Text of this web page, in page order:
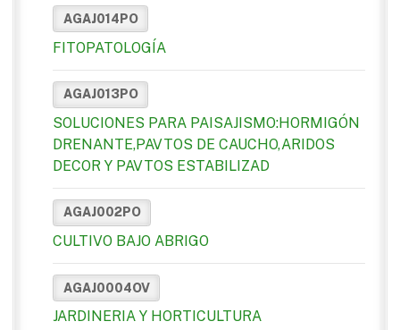
AGAJ014PO
FITOPATOLOGÍA
AGAJ013PO
SOLUCIONES PARA PAISAJISMO:HORMIGÓN
DRENANTE,PAVTOS DE CAUCHO,ARIDOS
DECOR Y PAVTOS ESTABILIZAD
AGAJ002PO
CULTIVO BAJO ABRIGO
AGAJ0004OV
JARDINERIA Y HORTICULTURA